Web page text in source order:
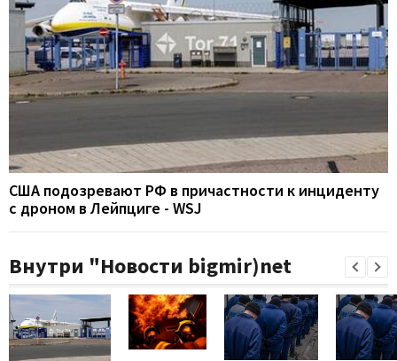
США подозревают РФ в причастности к инциденту
с дроном в Лейпциге - WSJ
Внутри "Новости bigmir)net